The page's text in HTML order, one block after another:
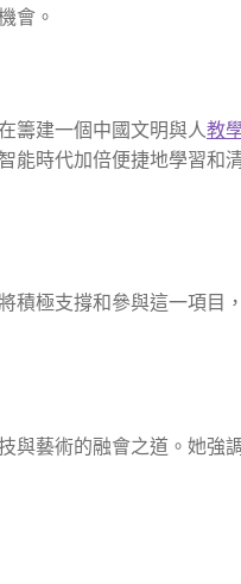
會。
籌建一個中國文明與人教
能時代加倍便捷地學習和
積極支撐和參與這一項目
與藝術的融會之道。她強